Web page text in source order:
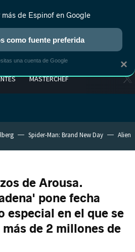
MASTERCHEF
Spider-Man: Brand New Day Alien
de Arousa.
pone fecha
especial en el que se
de 2 millones de
×
más de Espinof en Google
como fuente preferida
una cuenta de Google